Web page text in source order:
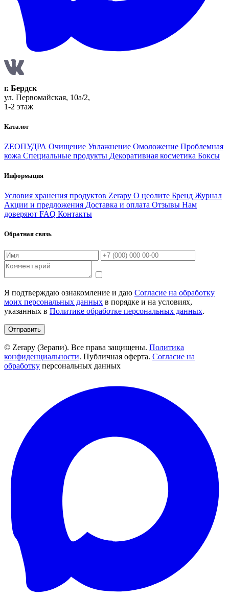
г. Бердск
ул. Первомайская, 10а/2,
1-2 этаж
Каталог
ZEOПУДРА Очищение Увлажнение Омоложение Проблемная
кожа Специальные продукты Декоративная косметика Боксы
Информация
Условия хранения продуктов Zerapy О цеолите Бренд Журнал
Акции и предложения Доставка и оплата Отзывы Нам
доверяют FAQ Контакты
Обратная связь
Я подтверждаю ознакомление и даю Согласие на обработку
моих персональных данных в порядке и на условиях,
указанных в Политике обработке персональных данных.
Отправить
© Zerapy (Зерапи). Все права защищены. Политика
конфиденциальности. Публичная оферта. Согласие на
обработку персональных данных